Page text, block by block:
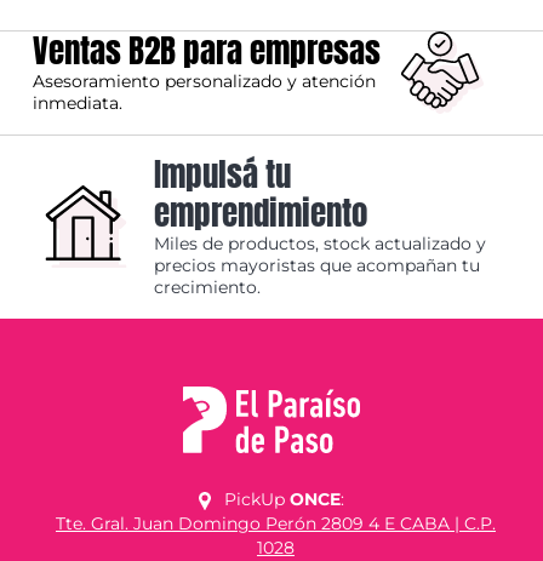
Ventas B2B para empresas
Asesoramiento personalizado y atención
inmediata.
Impulsá tu
emprendimiento
Miles de productos, stock actualizado y
precios mayoristas que acompañan tu
crecimiento.
PickUp ONCE:
Tte. Gral. Juan Domingo Perón 2809 4 E CABA | C.P.
1028